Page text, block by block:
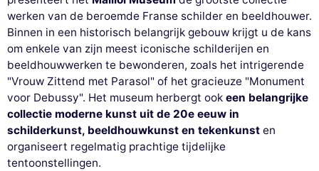
werken van de beroemde Franse schilder en beeldhouwer.
Binnen in een historisch belangrijk gebouw krijgt u de kans
om enkele van zijn meest iconische schilderijen en
beeldhouwwerken te bewonderen, zoals het intrigerende
"Vrouw Zittend met Parasol" of het gracieuze "Monument
voor Debussy". Het museum herbergt ook een belangrijke
collectie moderne kunst uit de 20e eeuw in
schilderkunst, beeldhouwkunst en tekenkunst en
organiseert regelmatig prachtige tijdelijke
tentoonstellingen.